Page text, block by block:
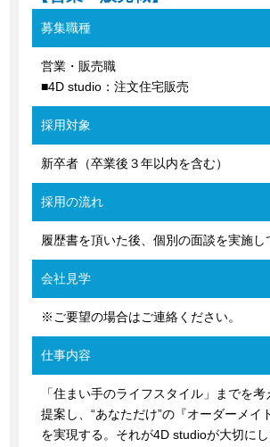
募集職種
営業・販売職
■4D studio：注文住宅販売
採用対象
新卒者（卒業後３年以内を含む）
採用の流れ
履歴書を頂いた後、個別の面談を実施し
会社見学
※ご要望の場合はご連絡ください。
仕事内容
「住まい手のライフスタイル」までを
提案し、“あなただけ”の『オーダーメイ
を実現する。それが4D studioが大切に